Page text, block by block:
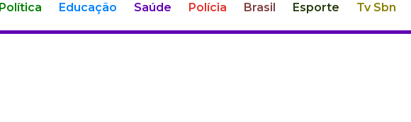
Política Educação Saúde Polícia Brasil Esporte Tv Sbn